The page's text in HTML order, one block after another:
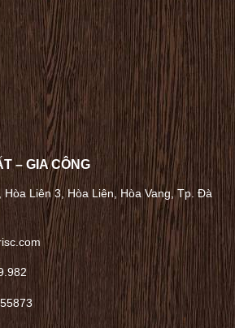
– GIA CÔNG
Liên 3, Hòa Liên, Hòa Vang, Tp. Đà